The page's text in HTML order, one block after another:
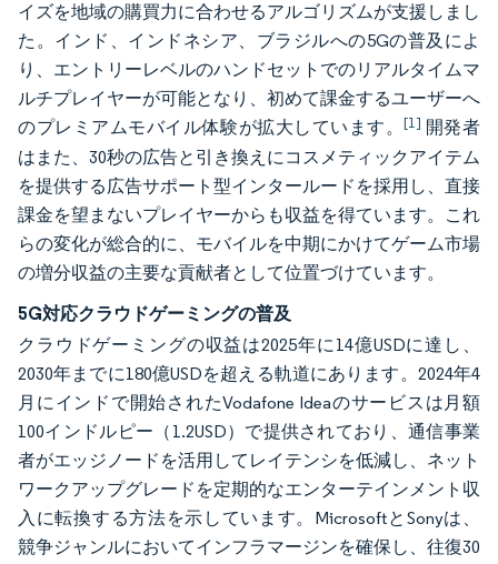
イズを地域の購買力に合わせるアルゴリズムが支援しまし
た。インド、インドネシア、ブラジルへの5Gの普及によ
り、エントリーレベルのハンドセットでのリアルタイムマ
ルチプレイヤーが可能となり、初めて課金するユーザーへ
のプレミアムモバイル体験が拡大しています。[1] 開発者
はまた、30秒の広告と引き換えにコスメティックアイテム
を提供する広告サポート型インタールードを採用し、直接
課金を望まないプレイヤーからも収益を得ています。これ
らの変化が総合的に、モバイルを中期にかけてゲーム市場
の増分収益の主要な貢献者として位置づけています。
5G対応クラウドゲーミングの普及
クラウドゲーミングの収益は2025年に14億USDに達し、
2030年までに180億USDを超える軌道にあります。2024年4
月にインドで開始されたVodafone Ideaのサービスは月額
100インドルピー（1.2USD）で提供されており、通信事業
者がエッジノードを活用してレイテンシを低減し、ネット
ワークアップグレードを定期的なエンターテインメント収
入に転換する方法を示しています。MicrosoftとSonyは、
競争ジャンルにおいてインフラマージンを確保し、往復30